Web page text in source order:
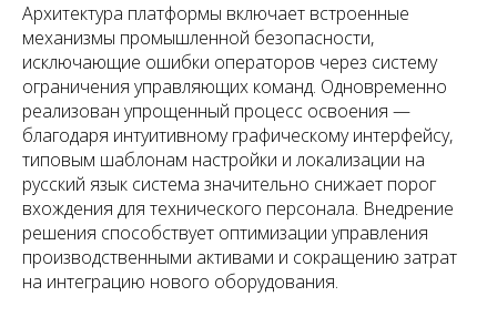
Архитектура платформы включает встроенные
механизмы промышленной безопасности,
исключающие ошибки операторов через систему
ограничения управляющих команд. Одновременно
реализован упрощенный процесс освоения —
благодаря интуитивному графическому интерфейсу,
типовым шаблонам настройки и локализации на
русский язык система значительно снижает порог
вхождения для технического персонала. Внедрение
решения способствует оптимизации управления
производственными активами и сокращению затрат
на интеграцию нового оборудования.